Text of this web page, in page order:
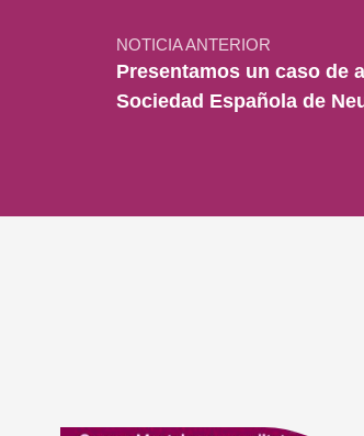
NOTICIA ANTERIOR
Presentamos un caso de
Sociedad Española de